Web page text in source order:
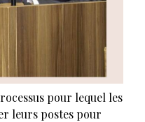
pour lequel les
leurs postes pour